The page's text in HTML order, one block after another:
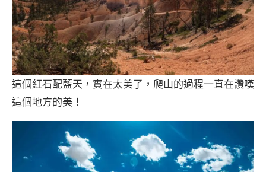
這個紅石配藍天，實在太美了，爬山的過程一直在讚嘆
這個地方的美！